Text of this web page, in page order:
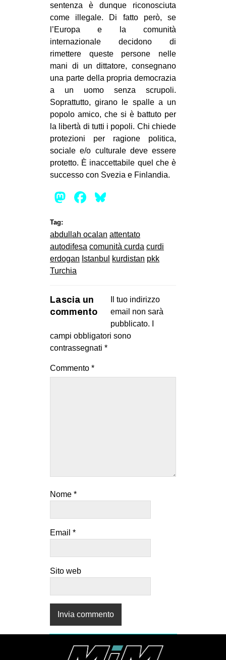
sentenza è dunque riconosciuta
come illegale. Di fatto però, se
l’Europa e la comunità
internazionale decidono di
rimettere queste persone nelle
mani di un dittatore, consegnano
una parte della propria democrazia
a un uomo senza scrupoli.
Soprattutto, girano le spalle a un
popolo amico, che si è battuto per
la libertà di tutti i popoli. Chi chiede
protezioni per ragione politica,
sociale e/o culturale deve essere
protetto. È inaccettabile quel che è
successo con Svezia e Finlandia.
Mastodon
Facebook
Tag:
abdullah ocalan attentato
autodifesa comunità curda curdi
erdogan Istanbul kurdistan pkk
Turchia
Lascia un
commento
Il tuo indirizzo
email non sarà
pubblicato.
campi obbligatori sono
contrassegnati *
Commento *
Nome *
Email *
Sito web